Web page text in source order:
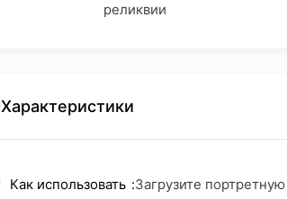
реликвии
Характеристики
Как использовать Загрузите